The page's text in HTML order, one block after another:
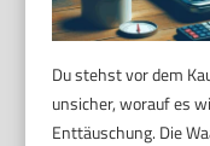
Du stehst vor dem
unsicher, worauf es
Enttäuschung. Die